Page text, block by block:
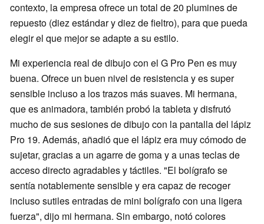
contexto, la empresa ofrece un total de 20 plumines de
repuesto (diez estándar y diez de fieltro), para que pueda
elegir el que mejor se adapte a su estilo.
Mi experiencia real de dibujo con el G Pro Pen es muy
buena. Ofrece un buen nivel de resistencia y es super
sensible incluso a los trazos más suaves. Mi hermana,
que es animadora, también probó la tableta y disfrutó
mucho de sus sesiones de dibujo con la pantalla del lápiz
Pro 19. Además, añadió que el lápiz era muy cómodo de
sujetar, gracias a un agarre de goma y a unas teclas de
acceso directo agradables y táctiles. "El bolígrafo se
sentía notablemente sensible y era capaz de recoger
incluso sutiles entradas de mini bolígrafo con una ligera
fuerza", dijo mi hermana. Sin embargo, notó colores